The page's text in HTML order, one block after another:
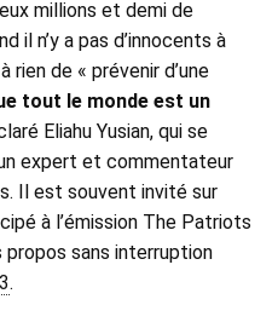
millions et demi de
il n’y a pas d’innocents à
rien de « prévenir d’une
tout le monde est un
Eliahu Yusian, qui se
expert et commentateur
Il est souvent invité sur
à l’émission The Patriots
sans interruption
.